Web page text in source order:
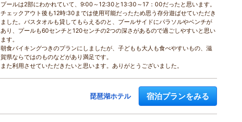
プールは2部にわかれていて、9:00～12:30と13:30～17：00だったと思います。
チェックアウト後も12時:30までは使用可能だったため思う存分遊ばせていただき
ました。バスタオルも貸してもらえるのと、プールサイドにパラソルやベンチが
あり、プールも60センチと120センチの2つの深さがあるので過ごしやすいと思い
ます。
朝食バイキングつきのプランにしましたが、子どもも大人も食べやすいもの、滋
賀県ならではのものなどがあり満足です。
また利用させていただきたいと思います。ありがとうございました。
琵琶湖ホテル 宿泊プランをみる